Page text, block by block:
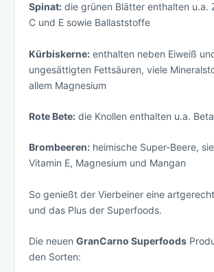
Spinat: die grünen Blätter enthalten u.a.
C und E sowie Ballaststoffe
Kürbiskerne: enthalten neben Eiweiß
ungesättigten Fettsäuren, viele
allem Magnesium
Rote Bete: die Knollen enthalten u.a.
Brombeeren: heimische Super-Beere,
Vitamin E, Magnesium und Mangan
So genießt der Vierbeiner eine
und das Plus der Superfoods.
Die neuenGranCarno Superfoods
den Sorten: